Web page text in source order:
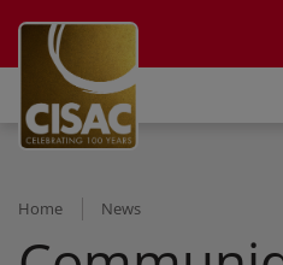
Home News